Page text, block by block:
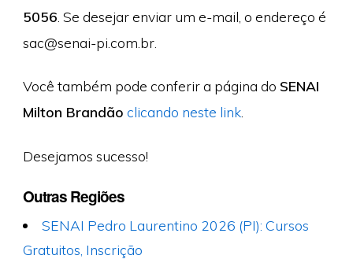
5056 . Se desejar enviar um e-mail, o endereço é
sac@senai-pi.com.br.
Você também pode conferir a página do SENAI
Milton Brandão clicando neste link.
Desejamos sucesso!
Outras Regiões
SENAI Pedro Laurentino 2026 (PI): Cursos
Gratuitos, Inscrição